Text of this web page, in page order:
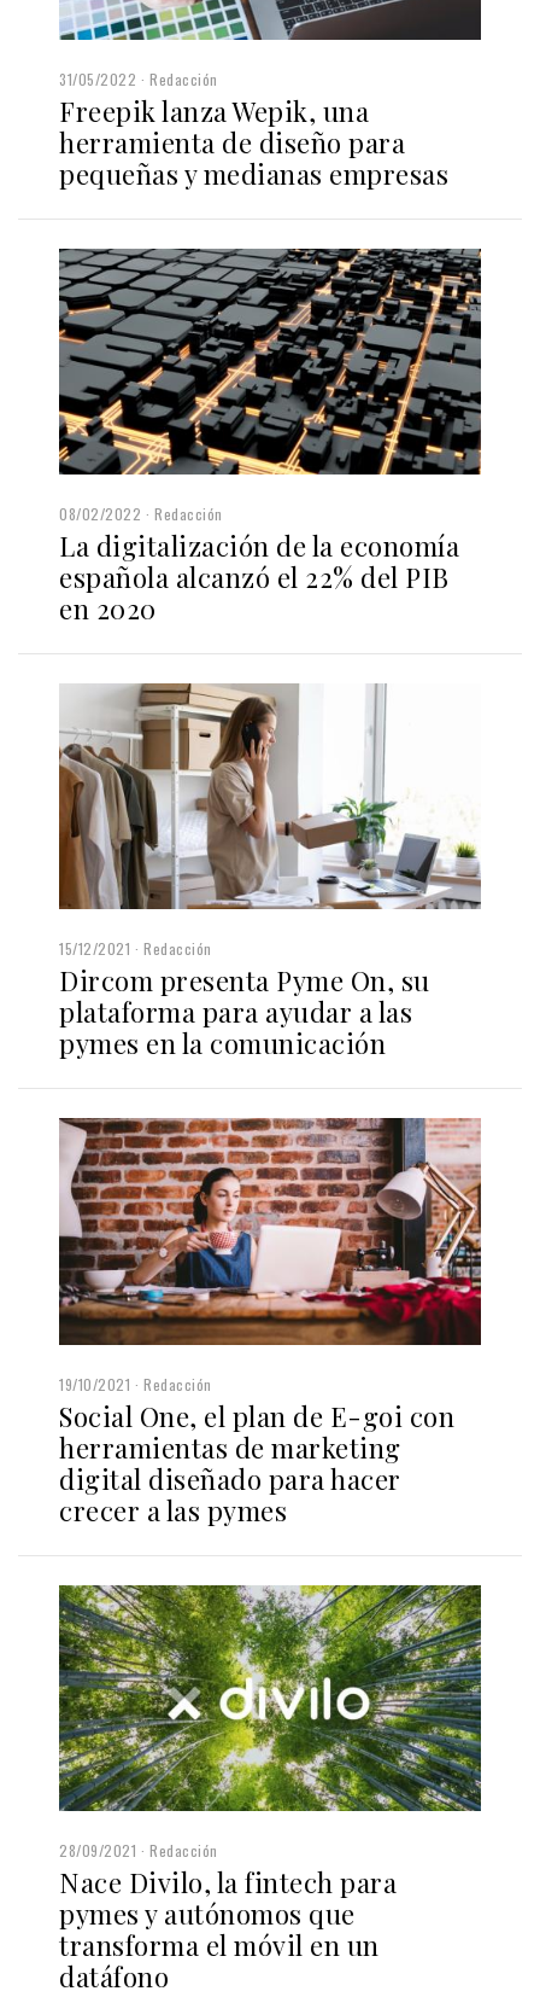
31/05/2022 Redacción
Freepik lanza Wepik, una
herramienta de diseño para
pequeñas y medianas empresas
08/02/2022 Redacción
La digitalización de la economía
española alcanzó el 22% del PIB
en 2020
15/12/2021 Redacción
Dircom presenta Pyme On, su
plataforma para ayudar a las
pymes en la comunicación
19/10/2021 Redacción
Social One, el plan de E-goi con
herramientas de marketing
digital diseñado para hacer
crecer a las pymes
28/09/2021 Redacción
Nace Divilo, la fintech para
pymes y autónomos que
transforma el móvil en un
datáfono